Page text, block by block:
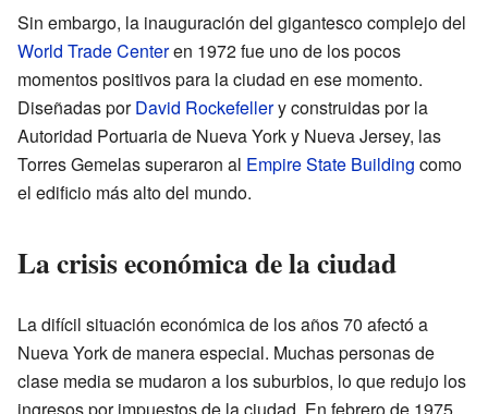
Sin embargo, la inauguración del gigantesco complejo del
World Trade Centeren 1972 fue uno de los pocos
momentos positivos para la ciudad en ese momento.
Diseñadas porDavid Rockefellery construidas por la
Autoridad Portuaria de Nueva York y Nueva Jersey, las
Torres Gemelas superaron al Empire State Building como
el edificio más alto del mundo.
La crisis económica de la ciudad
La difícil situación económica de los años 70 afectó a
Nueva York de manera especial. Muchas personas de
clase media se mudaron a los suburbios, lo que redujo los